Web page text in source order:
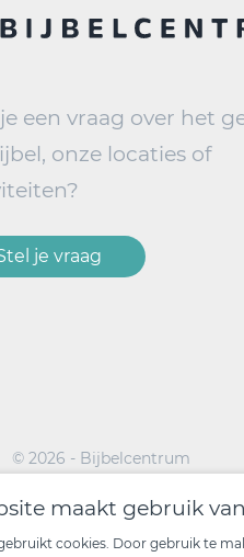
een vraag over het
onze locaties of
je vraag
© 2026 - Bijbelcentrum
maakt gebruik
cookies. Door gebruik te